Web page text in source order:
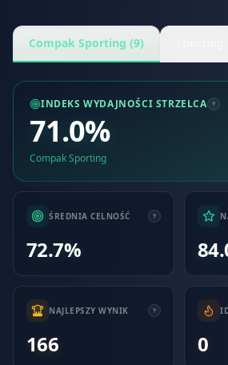
Compak Sporting (9)
INDEKS WYDAJNOŚCI STRZELCA
71.0%
Compak Sporting
ŚREDNIA CELNOŚĆ
72.7%
NAJLEPSZY WYNIK
166 0